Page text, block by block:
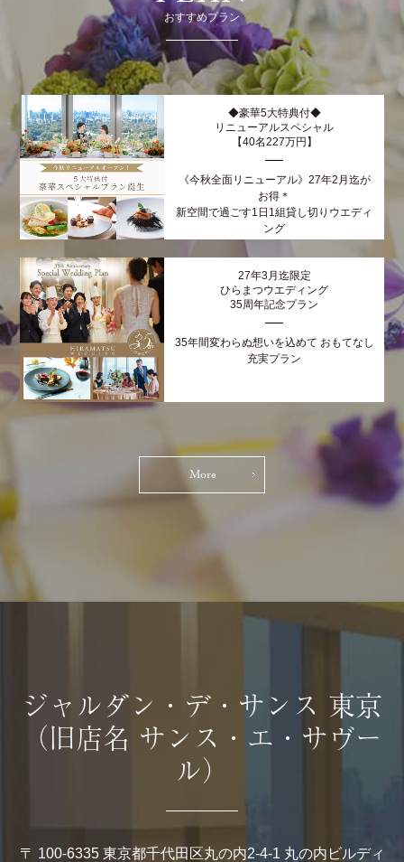
おすすめプラン
◆豪華5大特典付◆
リニューアルスペシャル
【40名227万円】
《今秋全面リニューアル》27年2月迄が
お得＊
新空間で過ごす1日1組貸し切りウエディ
ング
27年3月迄限定
ひらまつウエディング
35周年記念プラン
35年間変わらぬ想いを込めて おもてなし
充実プラン
More
ジャルダン・デ・サンス 東京
（旧店名 サンス・エ・サヴー
ル）
〒 100-6335 東京都千代田区丸の内2-4-1 丸の内ビルディ